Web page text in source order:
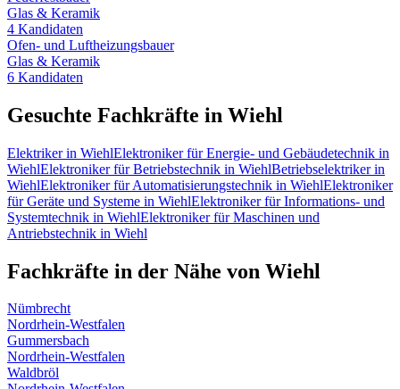
Glas & Keramik
4 Kandidaten
Ofen- und Luftheizungsbauer
Glas & Keramik
6 Kandidaten
Gesuchte Fachkräfte in Wiehl
Elektrikerin WiehlElektroniker für Energie- und Gebäudetechnik in
WiehlElektroniker für Betriebstechnik in WiehlBetriebselektrikerin
WiehlElektroniker für Automatisierungstechnik in WiehlElektroniker
für Geräte und Systeme in WiehlElektroniker für Informations- und
Systemtechnik in WiehlElektroniker für Maschinen und
Antriebstechnik in Wiehl
Fachkräfte in der Nähe von Wiehl
Nümbrecht
Nordrhein-Westfalen
Gummersbach
Nordrhein-Westfalen
Waldbröl